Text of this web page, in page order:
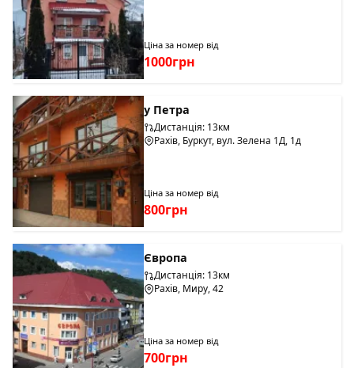
Ціна за номер від
1000грн
у Петра
Дистанція: 13км
Рахів, Буркут, вул. Зелена 1Д, 1д
Ціна за номер від
800грн
Європа
Дистанція: 13км
Рахів, Миру, 42
Ціна за номер від
700грн